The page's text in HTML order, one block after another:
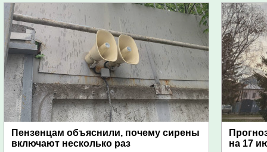
Пензенцам объяснили, почему сирены
включают несколько раз
на 17